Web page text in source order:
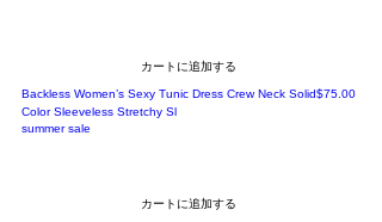
カートに追加する
Backless Women’s Sexy Tunic Dress Crew Neck Solid
Color Sleeveless Stretchy Sl
価格
$75.00
summer sale
カートに追加する